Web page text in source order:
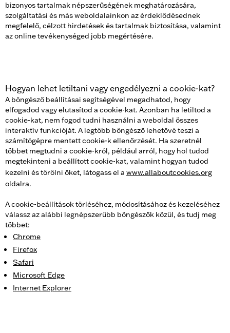
bizonyos tartalmak népszerűségének meghatározására,
szolgáltatási és más weboldalainkon az érdeklődésednek
megfelelő, célzott hirdetések és tartalmak biztosítása, valamint
az online tevékenységed jobb megértésére.
Hogyan lehet letiltani vagy engedélyezni a cookie-kat?
A böngésző beállításai segítségével megadhatod, hogy
elfogadod vagy elutasítod a cookie-kat. Azonban ha letiltod a
cookie-kat, nem fogod tudni használni a weboldal összes
interaktív funkcióját. A legtöbb böngésző lehetővé teszi a
számítógépre mentett cookie-k ellenőrzését. Ha szeretnél
többet megtudni a cookie-król, például arról, hogy hol tudod
megtekinteni a beállított cookie-kat, valamint hogyan tudod
kezelni és törölni őket, látogass el a www.allaboutcookies.org
oldalra.
A cookie-beállítások törléséhez, módosításához és kezeléséhez
válassz az alábbi legnépszerűbb böngészők közül, és tudj meg
többet:
Chrome
Firefox
Safari
Microsoft Edge
Internet Explorer